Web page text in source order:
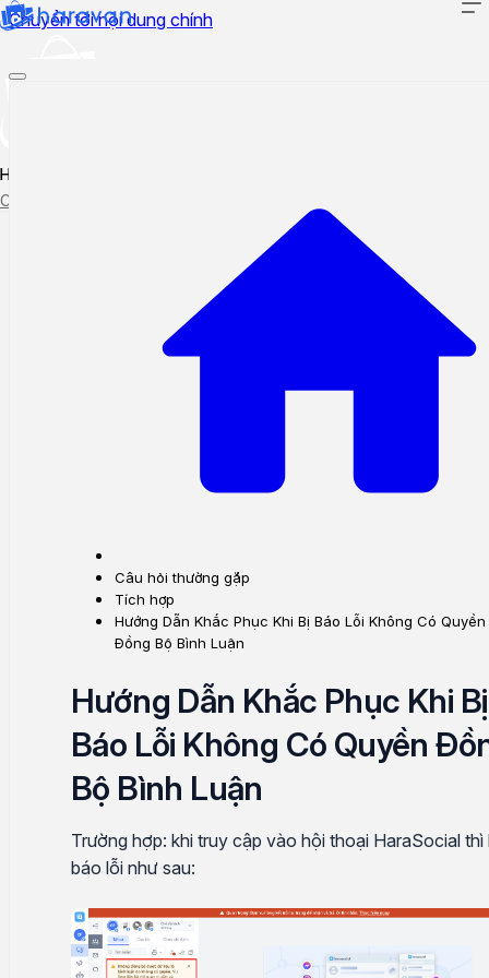
Chuyển tới nội dung chính
Hướng dẫn sử dụng
Cập nhật tính năng mới
Câu hỏi thường gặp
Tích hợp
Hướng Dẫn Khắc Phục Khi Bị Báo Lỗi Không Có Quyền
Đồng Bộ Bình Luận
Hướng Dẫn Khắc Phục Khi Bị
Báo Lỗi Không Có Quyền
Bộ Bình Luận
Trường hợp: khi truy cập vào hội thoại HaraSocial thì
báo lỗi như sau: